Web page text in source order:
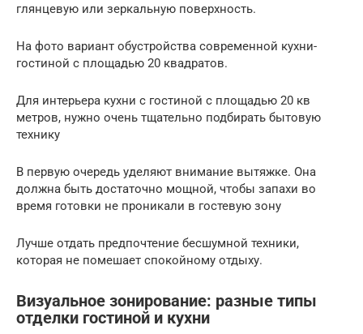
глянцевую или зеркальную поверхность.
На фото вариант обустройства современной кухни-
гостиной с площадью 20 квадратов.
Для интерьера кухни с гостиной с площадью 20 кв
метров, нужно очень тщательно подбирать бытовую
технику
В первую очередь уделяют внимание вытяжке. Она
должна быть достаточно мощной, чтобы запахи во
время готовки не проникали в гостевую зону
Лучше отдать предпочтение бесшумной техники,
которая не помешает спокойному отдыху.
Визуальное зонирование: разные типы
отделки гостиной и кухни